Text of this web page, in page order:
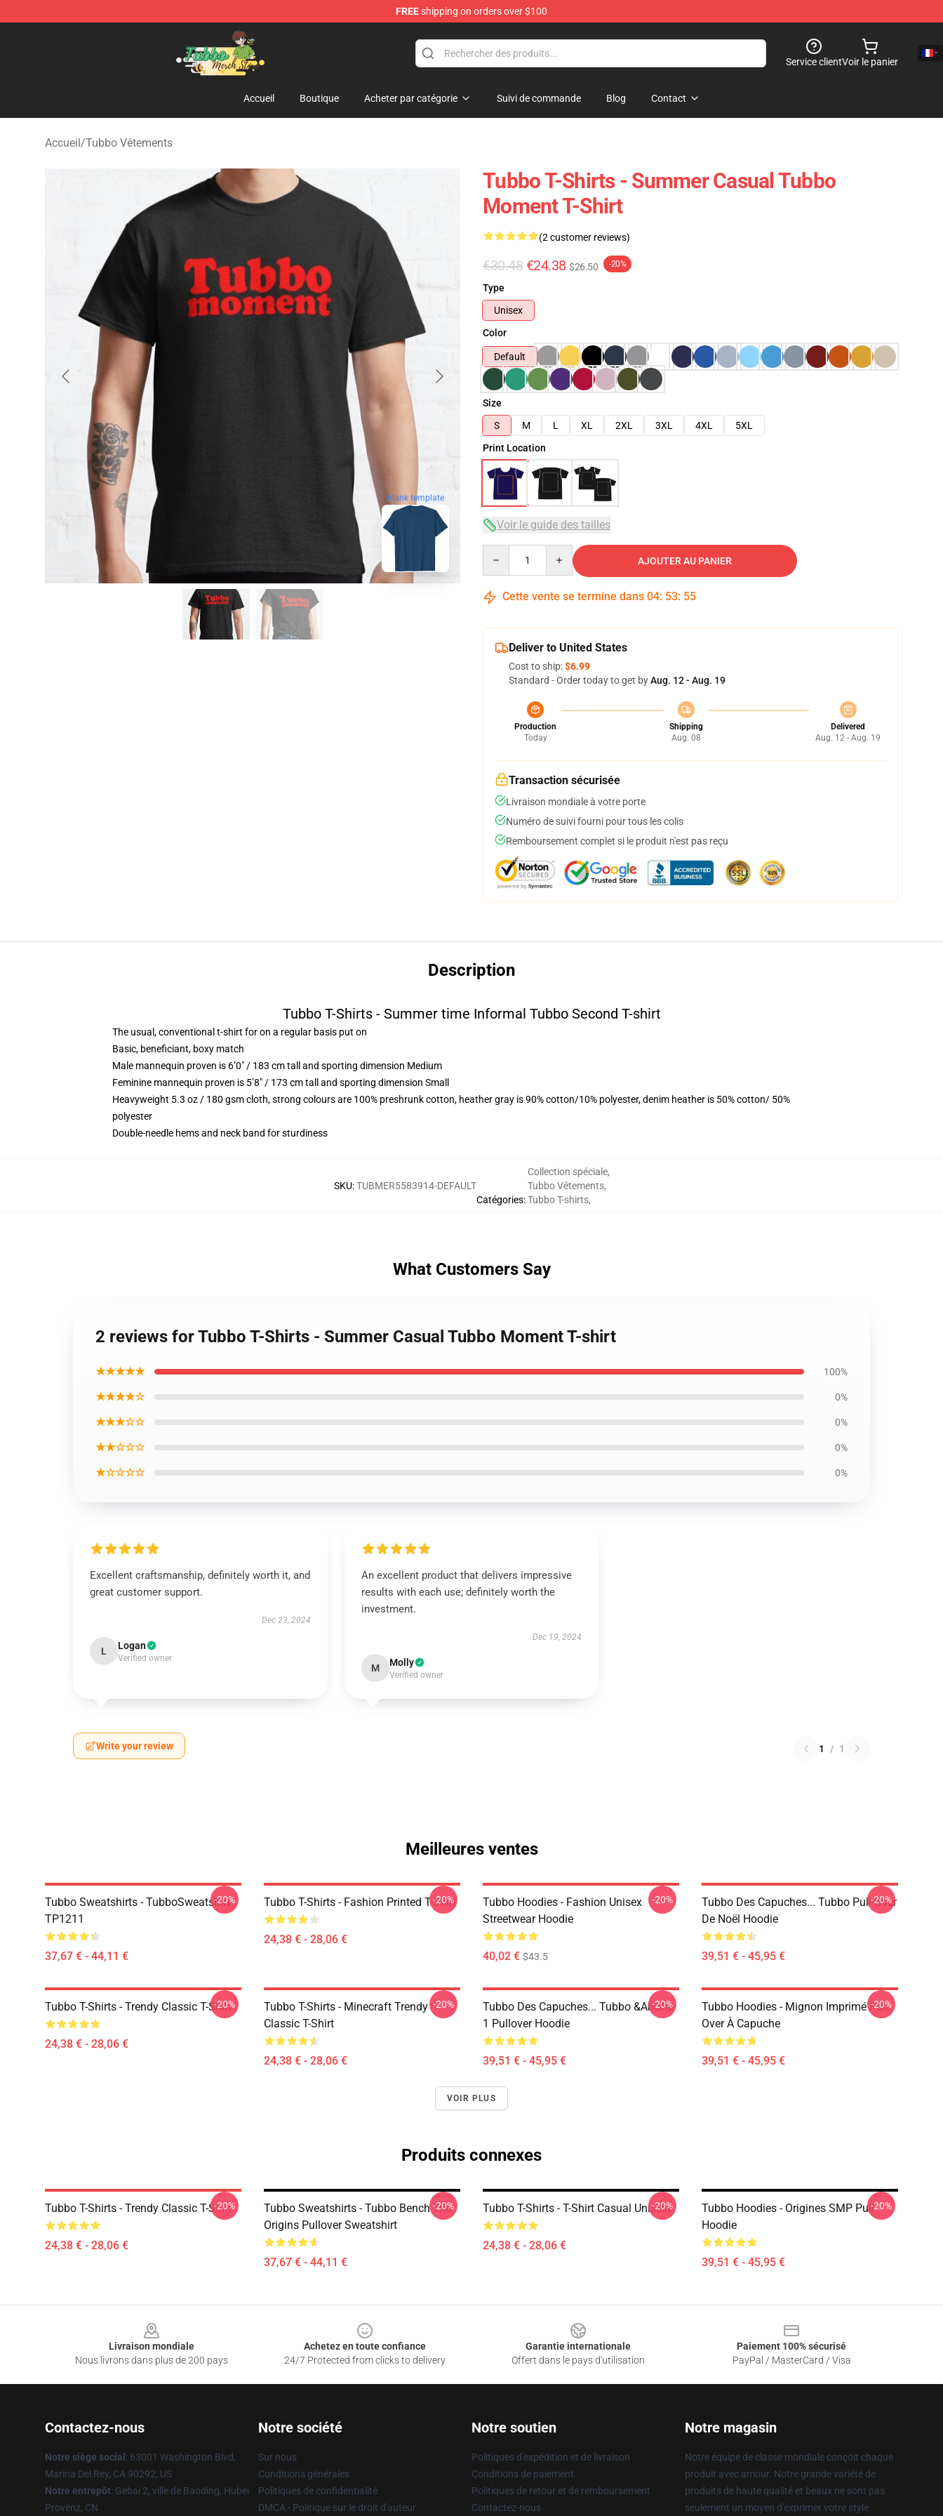
FREEshipping on orders over $100
Tubbo Store - Official Tubbo Merchandise Shop
Service clientVoir le panier
Accueil Boutique Acheter par catégorie Suivi de commande Blog Contact
Accueil/Tubbo Vêtements
blank template
Tubbo T-Shirts - Summer Casual Tubbo
Moment T-Shirt
(2 customer reviews)
€30.48 €24.38 $26.50 -20%
Type
Unisex
Color
Default
Size
S
M L XL 2XL 3XL 4XL
5XL
Print Location
Voir le guide des tailles
AJOUTER AU PANIER
Cette vente se termine dans 04: 53: 54
Deliver to United States
Cost to ship:$6.99
Standard - Order today to get byAug. 12 - Aug. 19
Production
Today
Shipping
Aug. 08
Delivered
Aug. 12 - Aug. 19
Transaction sécurisée
Livraison mondiale à votre porte
Numéro de suivi fourni pour tous les colis
Remboursement complet si le produit n'est pas reçu
Description
Tubbo T-Shirts - Summer time Informal Tubbo Second T-shirt
The usual, conventional t-shirt for on a regular basis put on
Basic, beneficiant, boxy match
Male mannequin proven is 6’0″ / 183 cm tall and sporting dimension Medium
Feminine mannequin proven is 5’8″ / 173 cm tall and sporting dimension Small
Heavyweight 5.3 oz / 180 gsm cloth, strong colours are 100% preshrunk cotton, heather gray is 90% cotton/10% polyester, denim heather is 50% cotton/ 50%
polyester
Double-needle hems and neck band for sturdiness
SKU:TUBMER5583914-DEFAULT
Catégories:
Collection spéciale,
Tubbo Vêtements,
Tubbo T-shirts,
What Customers Say
2 reviews for Tubbo T-Shirts - Summer Casual Tubbo Moment T-shirt
★★★★★ 100%
★★★★☆ 0%
★★★☆☆ 0%
★★☆☆☆ 0%
★☆☆☆☆ 0%
Excellent craftsmanship, definitely worth it, and
great customer support.
Dec 23, 2024
L Logan
Verified owner
An excellent product that delivers impressive
results with each use; definitely worth the
investment.
Dec 19, 2024
M Molly
Verified owner
Write your review 1 / 1
Meilleures ventes
Tubbo Sweatshirts - TubboSweatshirt
TP1211
37,67 € - 44,11 €
-20% Tubbo T-Shirts - Fashion Printed T-Shirt
24,38 € - 28,06 €
-20%
Tubbo Hoodies - Fashion Unisex
Streetwear Hoodie
40,02 € $43.5
-20%
Tubbo Des Capuches... Tubbo Pull-Over
De Noël Hoodie
39,51 € - 45,95 €
-20%
Tubbo T-Shirts - Trendy Classic T-Shirt
24,38 € - 28,06 €
-20%
Tubbo T-Shirts - Minecraft Trendy
Classic T-Shirt
24,38 € - 28,06 €
-20%
Tubbo Des Capuches... Tubbo &Abeille
1 Pullover Hoodie
39,51 € - 45,95 €
-20%
Tubbo Hoodies - Mignon Imprimé Pull-
Over À Capuche
39,51 € - 45,95 €
-20%
VOIR PLUS
Produits connexes
Tubbo T-Shirts - Trendy Classic T-Shirt
24,38 € - 28,06 €
-20%
Tubbo Sweatshirts - Tubbo Bench Trio
Origins Pullover Sweatshirt
37,67 € - 44,11 €
-20% Tubbo T-Shirts - T-Shirt Casual Unisexe
24,38 € - 28,06 €
-20%
Tubbo Hoodies - Origines SMP Pull
Hoodie
39,51 € - 45,95 €
-20%
Livraison mondiale
Nous livrons dans plus de 200 pays
Achetez en toute confiance
24/7 Protected from clicks to delivery
Garantie internationale
Offert dans le pays d'utilisation
Paiement 100% sécurisé
PayPal / MasterCard / Visa
Contactez-nous
Notre siège social : 63001 Washington Blvd,
Marina Del Rey, CA 90292, US
Notre entrepôt: Gebai 2, ville de Baoding, Hubei
Provënz, CN
Notre société
Sur nous
Conditions générales
Politiques de confidentialité
DMCA - Politique sur le droit d'auteur
Notre soutien
Politiques d'expédition et de livraison
Conditions de paiement
Politiques de retour et de remboursement
Contactez-nous
Notre magasin
Notre équipe de classe mondiale conçoit chaque
produit avec amour. Notre grande variété de
produits de haute qualité et beaux ne sont pas
seulement un moyen d'exprimer votre style